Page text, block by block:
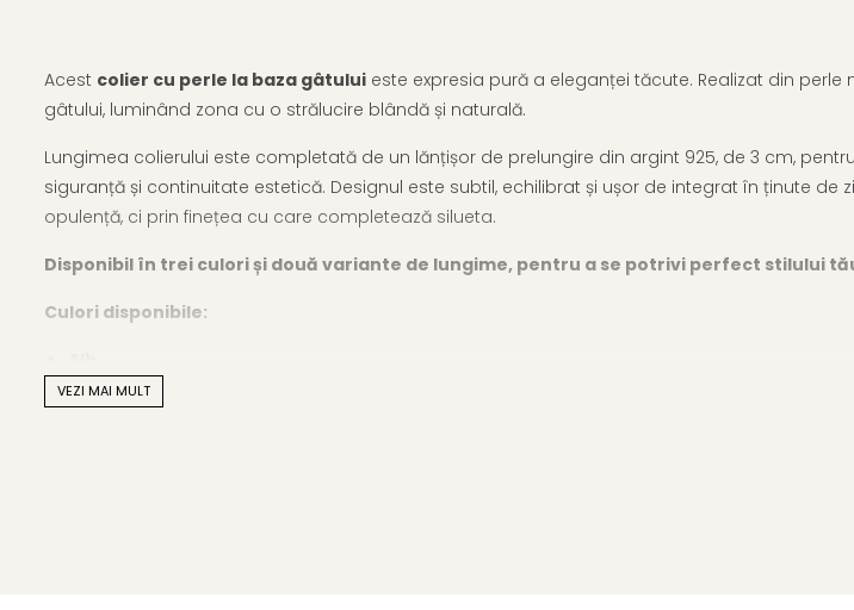
Acest colier cu perle la baza gâtului este expresia pură a eleganței tăcute. Realizat din
gâtului, luminând zona cu o strălucire blândă și naturală.
Lungimea colierului este completată de un lănțișor de prelungire din argint 925, de 3 cm,
siguranță și continuitate estetică. Designul este subtil, echilibrat și ușor de integrat în ținute de
opulență, ci prin finețea cu care completează silueta.
Disponibil în trei culori și două variante de lungime, pentru a se potrivi perfect stilului
Culori disponibile:
Crem
VEZI MAI MULT